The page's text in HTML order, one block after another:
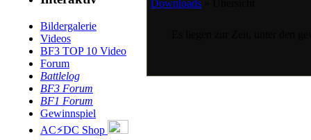
Bildergalerie
Videos
BF3 TOP 10 Video
Forum
Battlelog
BF3 Forum
BF1 Forum
Gewinnspiel
AC⚡DC Shop
Downloads